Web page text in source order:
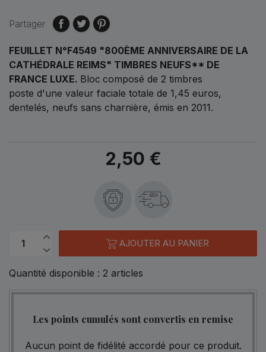
Partager
FEUILLET N°F4549 "800ÈME ANNIVERSAIRE DE LA
CATHÉDRALE REIMS" TIMBRES NEUFS** DE
FRANCE LUXE. Bloc composé de 2 timbres
poste d'une valeur faciale totale de 1,45 euros,
dentelés, neufs sans charnière, émis en 2011.
2,50 €
48h
AJOUTER AU PANIER
Quantité disponible : 2 articles
Les points cumulés sont convertis en remise
Aucun point de fidélité accordé pour ce produit.